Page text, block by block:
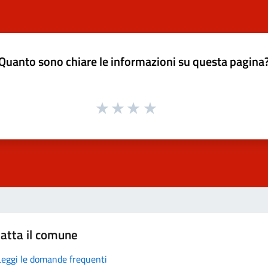
sono chiare le informazioni su questa
il comune
le domande frequenti